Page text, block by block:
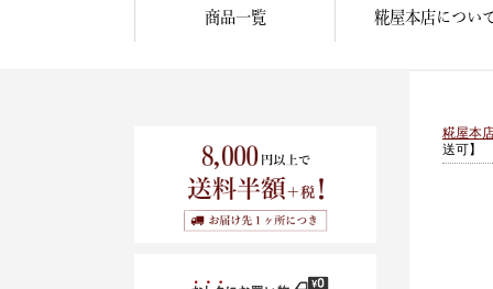
商品一覧 糀屋本店につい
糀屋本
送可】